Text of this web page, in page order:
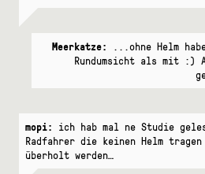
Meerkatze:
...ohne Helm
Rundumsicht als mit :)
mopi: ich hab mal ne Studie
Radfahrer die keinen Helm tragen
überholt werden…